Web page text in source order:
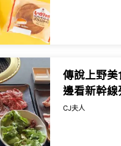
傳說上野美
邊看新幹線
肉，一份千
CJ夫人